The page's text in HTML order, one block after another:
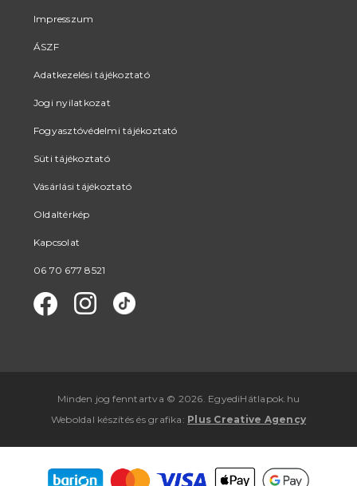
Impresszum
ÁSZF
Adatkezelési tájékoztató
Jogi nyilatkozat
Fogyasztóvédelmi tájékoztató
Süti tájékoztató
Vásárlási tájékoztató
Oldaltérkép
Kapcsolat
06 70 677 8521
Minden jog fenntartva © 2026. EgyediHátlapok.hu
Weboldal készítés ésgrafika : Plus Creative Agency